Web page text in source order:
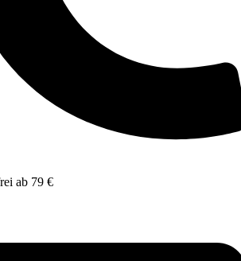
ab 79 €